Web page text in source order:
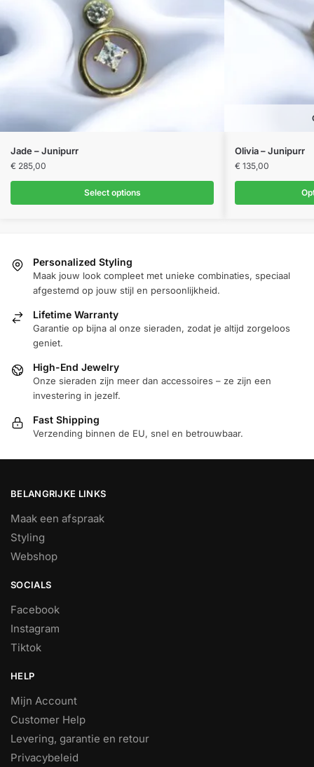
Jade – Junipurr
€ 285,00
Select options
Olivia – Junipurr
€ 135,00
Dit
product
heeft
meerdere
gekozen
de
Personalized Styling
Maak jouw look compleet met unieke combinaties, speciaal
afgestemd op jouw stijl en persoonlijkheid.
Lifetime Warranty
Garantie op bijna al onze sieraden, zodat je altijd zorgeloos
geniet.
High-End Jewelry
Onze sieraden zijn meer dan accessoires – ze zijn een
investering in jezelf.
Fast Shipping
Verzending binnen de EU, snel en betrouwbaar.
BELANGRIJKE LINKS
Maak een afspraak
Styling
Webshop
SOCIALS
Facebook
Instagram
Tiktok
HELP
Mijn Account
Customer Help
Levering, garantie en retour
Privacybeleid